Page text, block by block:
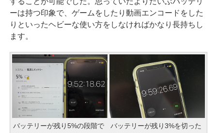
ーは持つ印象で、ゲームをしたり動画エンコードをした
りといったヘビーな使い方をしなければかなり長持ちし
ます。
バッテリーが残り5%の段階で
バッテリーが残り3%を切った